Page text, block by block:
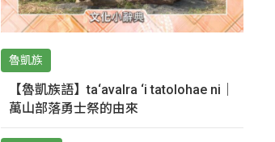
魯凱族
【魯凱族語】ta‘avalra ‘i tatolohae ni｜
萬山部落勇士祭的由來